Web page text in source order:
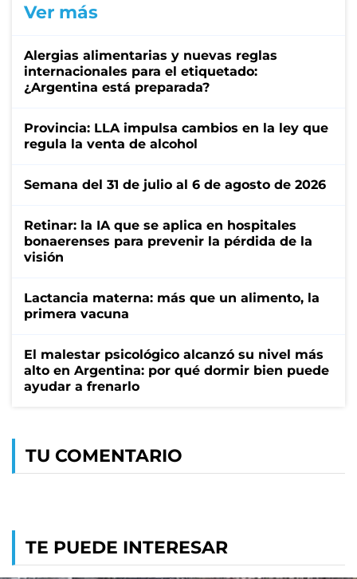
Ver más
Alergias alimentarias y nuevas reglas
internacionales para el etiquetado:
¿Argentina está preparada?
Provincia: LLA impulsa cambios en la ley que
regula la venta de alcohol
Semana del 31 de julio al 6 de agosto de 2026
Retinar: la IA que se aplica en hospitales
bonaerenses para prevenir la pérdida de la
visión
Lactancia materna: más que un alimento, la
primera vacuna
El malestar psicológico alcanzó su nivel más
alto en Argentina: por qué dormir bien puede
ayudar a frenarlo
TU COMENTARIO
TE PUEDE INTERESAR